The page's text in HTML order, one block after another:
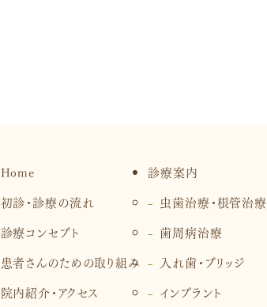
Home
初診・診療の流れ
診療コンセプト
患者さんのための取り組み
院内紹介・アクセス
診療案内
虫歯治療・根管治療
歯周病治療
入れ歯・ブリッジ
インプラント